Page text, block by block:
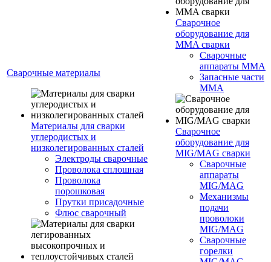
Сварочные материалы
Материалы для сварки
углеродистых и
низколегированных сталей
Электроды сварочные
Проволока сплошная
Проволока
порошковая
Прутки присадочные
Флюс сварочный
Сварочное
оборудование для
MMA сварки
Сварочные
аппараты MMA
Запасные части
MMA
Сварочное
оборудование для
MIG/MAG сварки
Сварочные
аппараты
MIG/MAG
Механизмы
подачи
проволоки
MIG/MAG
Сварочные
горелки